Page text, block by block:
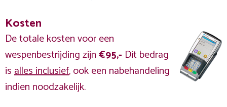
Kosten
De totale kosten voor een
wespenbestrijding zijn€95,- Dit bedrag
isalles inclusief, ook een nabehandeling
indien noodzakelijk.